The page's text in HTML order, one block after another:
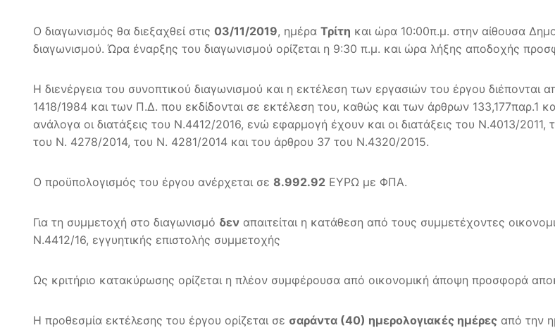
Ο διαγωνισμός θα διεξαχθεί στις 03/11/2019, ημέρα Τρίτη και ώρα 10:00π.μ. στην αίθουσα
διαγωνισμού. Ώρα έναρξης του διαγωνισμού ορίζεται η 9:30 π.μ. και ώρα λήξης αποδοχής
Η διενέργεια του συνοπτικού διαγωνισμού και η εκτέλεση των εργασιών του έργου
1418/1984 και των Π.Δ. που εκδίδονται σε εκτέλεση του, καθώς και των άρθρων 133,177παρ.1
ανάλογα οι διατάξεις του Ν.4412/2016, ενώ εφαρμογή έχουν και οι διατάξεις του Ν.4013/
του Ν. 4278/2014, του Ν. 4281/2014 και του άρθρου 37 του Ν.4320/2015.
Ο προϋπολογισμός του έργου ανέρχεται σε 8.992.92 ΕΥΡΩ με ΦΠΑ.
Για τη συμμετοχή στο διαγωνισμό δεν απαιτείται η κατάθεση από τους συμμετέχοντες
Ν.4412/16, εγγυητικής επιστολής συμμετοχής
Ως κριτήριο κατακύρωσης ορίζεται η πλέον συμφέρουσα από οικονομική άποψη προσφορά
Η προθεσμία εκτέλεσης του έργου ορίζεται σε σαράντα (40) ημερολογιακές ημέρες από την